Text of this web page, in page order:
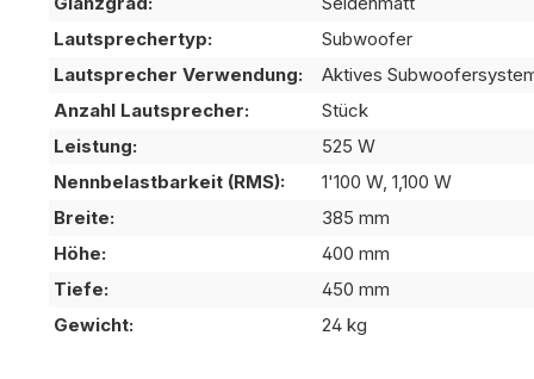
Lautsprechertyp:
Subwoofer
Lautsprecher Verwendung:
Aktives
Anzahl Lautsprecher:
Stück
Leistung:
525 W
Nennbelastbarkeit (RMS):
1'100 W, 1,100 W
Breite:
385 mm
Höhe:
400 mm
Tiefe:
450 mm
Gewicht:
24 kg